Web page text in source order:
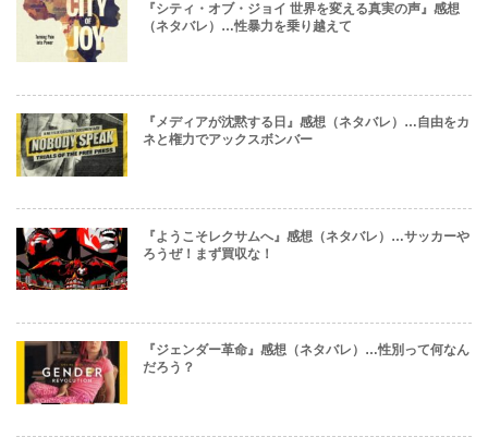
『シティ・オブ・ジョイ 世界を変える真実の声』感想
（ネタバレ）…性暴力を乗り越えて
『メディアが沈黙する日』感想（ネタバレ）…自由をカ
ネと権力でアックスボンバー
『ようこそレクサムへ』感想（ネタバレ）…サッカーや
ろうぜ！まず買収な！
『ジェンダー革命』感想（ネタバレ）…性別って何なん
だろう？